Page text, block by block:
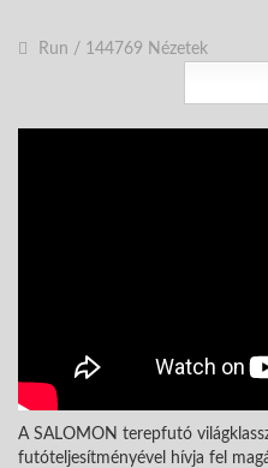
Run / 144769 Nézetek
A SALOMON terepfutó
futóteljesítményével hívja fel